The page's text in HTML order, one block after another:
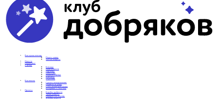
Вам нужна помощь
Подать заявку
Частые вопросы
Новости
Подопечные
О фонде
Команда
Наши ценности
Партнеры
СМИ о нас
Реквизиты фонда
Контакты
Отделения
Как помочь
Сделать пожертвование
Подписка на добро
Стать волонтером фонда
Вечеринки со смыслом
Проекты
Коробка храбрости
Уроки Доброты
Юридическая помощь
Мамины радости